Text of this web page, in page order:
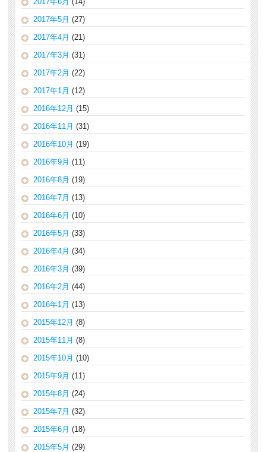
2017年5月 (27)
2017年4月 (21)
2017年3月 (31)
2017年2月 (22)
2017年1月 (12)
2016年12月 (15)
2016年11月 (31)
2016年10月 (19)
2016年9月 (11)
2016年8月 (19)
2016年7月 (13)
2016年6月 (10)
2016年5月 (33)
2016年4月 (34)
2016年3月 (39)
2016年2月 (44)
2016年1月 (13)
2015年12月 (8)
2015年11月 (8)
2015年10月 (10)
2015年9月 (11)
2015年8月 (24)
2015年7月 (32)
2015年6月 (18)
2015年5月 (29)